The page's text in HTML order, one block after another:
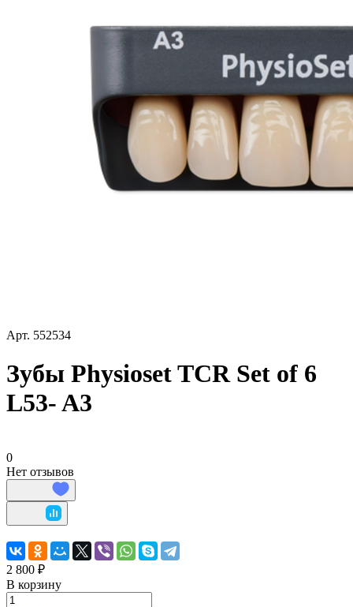
Арт. 552534
Зубы Physioset TCR Set of 6
L53- A3
0
Нет отзывов
2 800 ₽
В корзину